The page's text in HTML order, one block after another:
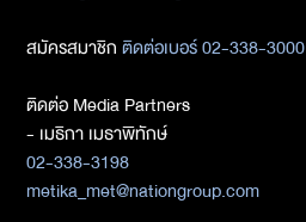
สมัครสมาชิกติดต่อเบอร์ 02-338-3000
ติดต่อ Media Partners
- เมธิกา เมธาพิทักษ์
02-338-3198
metika_met@nationgroup.com